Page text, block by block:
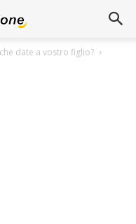
date a vostro figlio?